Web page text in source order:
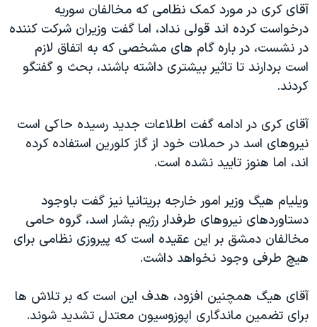
آقای کری در مورد کمک نظامی که مخالفان سوریه
درخواست کرده اند قولی نداد، اما گفت وزیران شرکت کننده
در نشست، در باره گام های مشخصی که به اتفاق لازم
است بردارند تا تاثیر بیشتری داشته باشند، بحث و گفتگو
کردند.
آقای کری در ادامه گفت اطلاعات جدید رسیده حاکی است
نیروهای اسد در حملات خود از گاز کلورین استفاده کرده
اند، اما هنوز تایید نشده است.
ویلیام هیگ وزیر امور خارجه بریتانیا نیز گفت باوجود
دستاوردهای نیروهای طرفدار رژیم بشار اسد، گروه حامی
مخالفان دمشق بر این عقیده است که پیروزی نظامی برای
هیچ طرفی وجود نخواهد داشت.
آقای هیگ همچنین افزود، هدف این است که بر تلاش ها
برای تضمین ماندگاری اپوزوسیون معتدل تشدید شوند.